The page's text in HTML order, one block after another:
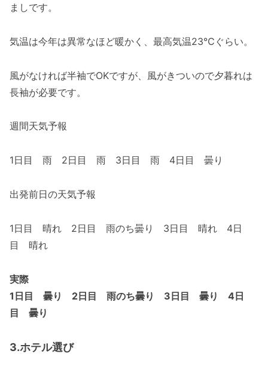
ましです。
気温は今年は異常なほど暖かく、最高気温23℃ぐらい。
風がなければ半袖でOKですが、風がきついので夕暮れは
長袖が必要です。
週間天気予報
1日目 雨 2日目 雨 3日目 雨 4日目 曇り
出発前日の天気予報
1日目 晴れ 2日目 雨のち曇り 3日目 晴れ 4日
目 晴れ
実際
1日目 曇り 2日目 雨のち曇り 3日目 曇り 4日
目 曇り
3.ホテル選び